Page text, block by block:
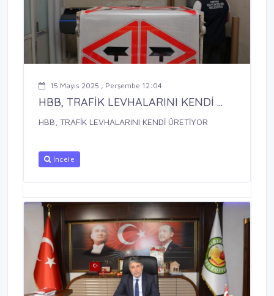
15 Mayıs 2025 , Perşembe 12:04
HBB, TRAFİK LEVHALARINI KENDİ ...
HBB, TRAFİK LEVHALARINI KENDİ ÜRETİYOR
İncele